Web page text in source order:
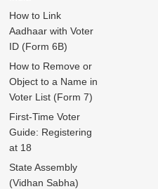
How to Link
Aadhaar with Voter
ID (Form 6B)
How to Remove or
Object to a Name in
Voter List (Form 7)
First-Time Voter
Guide: Registering
at 18
State Assembly
(Vidhan Sabha)